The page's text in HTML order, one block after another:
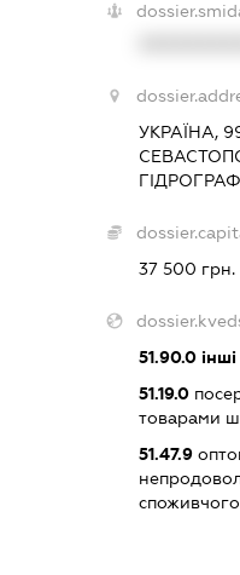
УКРАЇНА,
37 500 грн.
51.90.0
51.19.0
товарами
51.47.9
споживчого